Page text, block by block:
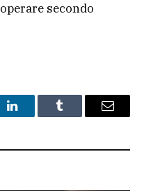
secondo
LinkedInTumblr Email